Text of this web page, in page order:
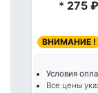
* 275 ₽
ВНИМАНИЕ !
Условия
Все цены